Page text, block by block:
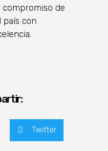
compromiso de
país con
Twitter